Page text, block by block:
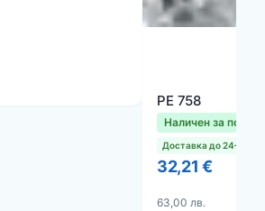
PE 758
Наличен за
Доставка до 24–48
32,21 €
63,00 лв.